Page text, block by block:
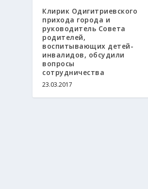
Клирик Одигитриевского
прихода города и
руководитель Совета
родителей,
воспитывающих детей-
инвалидов, обсудили
вопросы
сотрудничества
23.03.2017